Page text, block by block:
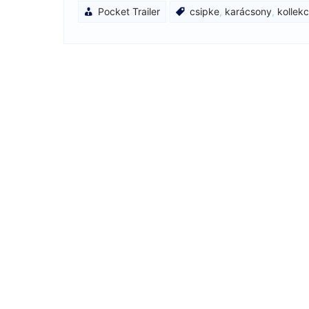
Pocket Trailer csipke, karácsony,